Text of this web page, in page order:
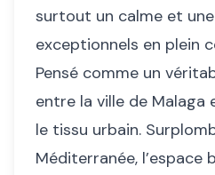
surtout un calme et
exceptionnels en plein
Pensé comme un
entre la ville de Malaga
le tissu urbain.
Méditerranée, l’espace